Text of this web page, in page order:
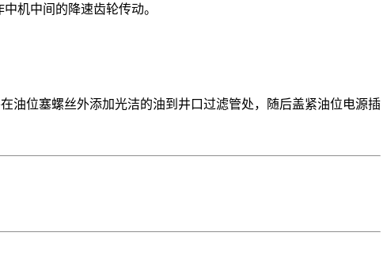
机中间的降速齿轮传动。
油位塞螺丝外添加光洁的油到井口过滤管处，随后盖紧油位电源插